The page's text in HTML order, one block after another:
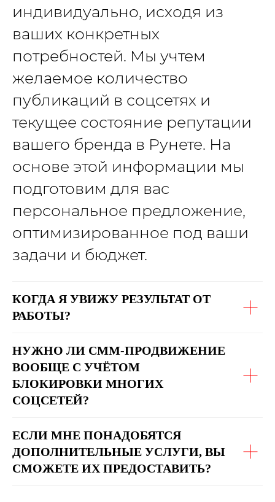
индивидуально, исходя из
ваших конкретных
потребностей. Мы учтем
желаемое количество
публикаций в соцсетях и
текущее состояние репутации
вашего бренда в Рунете. На
основе этой информации мы
подготовим для вас
персональное предложение,
оптимизированное под ваши
задачи и бюджет.
КОГДА Я УВИЖУ РЕЗУЛЬТАТ ОТ
РАБОТЫ?
НУЖНО ЛИ СММ-ПРОДВИЖЕНИЕ
ВООБЩЕ С УЧЁТОМ
БЛОКИРОВКИ МНОГИХ
СОЦСЕТЕЙ?
ЕСЛИ МНЕ ПОНАДОБЯТСЯ
ДОПОЛНИТЕЛЬНЫЕ УСЛУГИ, ВЫ
СМОЖЕТЕ ИХ ПРЕДОСТАВИТЬ?
и еще более 100
партнеров по
всему миру